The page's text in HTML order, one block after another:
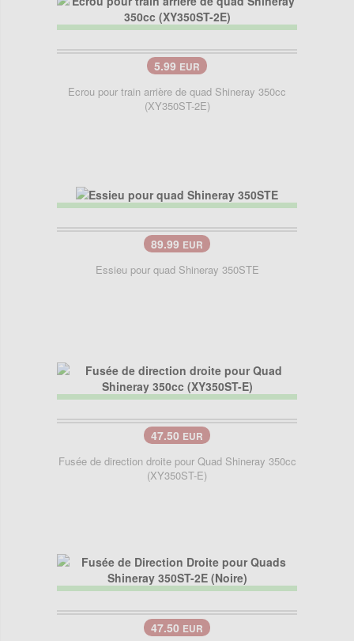
5.99 EUR
Ecrou pour train arrière de quad Shineray 350cc
(XY350ST-2E)
89.99 EUR
Essieu pour quad Shineray 350STE
47.50 EUR
Fusée de direction droite pour Quad Shineray 350cc
(XY350ST-E)
47.50 EUR